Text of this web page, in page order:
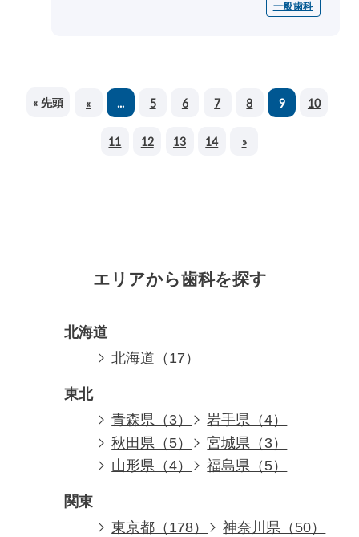
一般歯科
« 先頭 « ... 5 6 7 8 9 10
11 12 13 14 »
エリアから歯科を探す
北海道
北海道（17）
東北
青森県（3）
岩手県（4）
秋田県（5）
宮城県（3）
山形県（4）
福島県（5）
関東
東京都（178）
神奈川県（50）